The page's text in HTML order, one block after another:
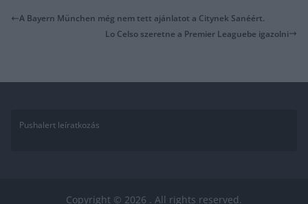
A Bayern München még nem tett ajánlatot a Citynek Sanéért.
Lo Celso szeretne a Premier Leaguebe igazolni
Pushalert leíratkozás
Copyright © 2026 . All rights reserved.